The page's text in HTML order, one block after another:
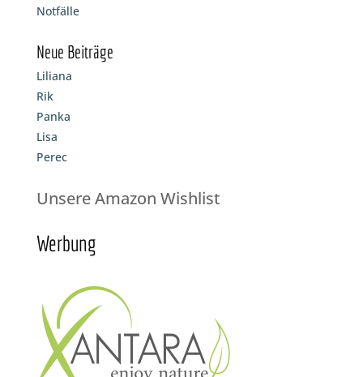
Notfälle
Neue Beiträge
Liliana
Rik
Panka
Lisa
Perec
Unsere Amazon Wishlist
Werbung